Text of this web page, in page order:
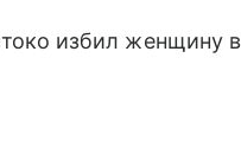
избил женщину в